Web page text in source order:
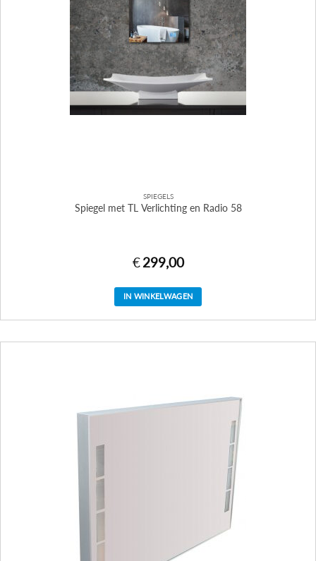
SPIEGELS
Spiegel met TL Verlichting en Radio 58
€ 299,00
IN WINKELWAGEN